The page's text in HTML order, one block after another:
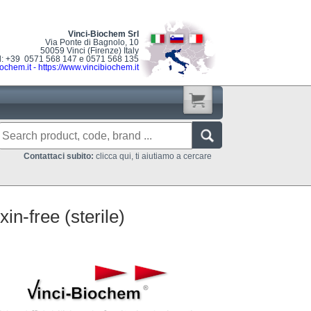
Vinci-Biochem Srl
Via Ponte di Bagnolo, 10
50059 Vinci (Firenze) Italy
+39 0571 568 147 e 0571 568 135
- https://www.vincibiochem.it
Contattaci subito: clicca qui, ti aiutiamo a cercare
free (sterile)